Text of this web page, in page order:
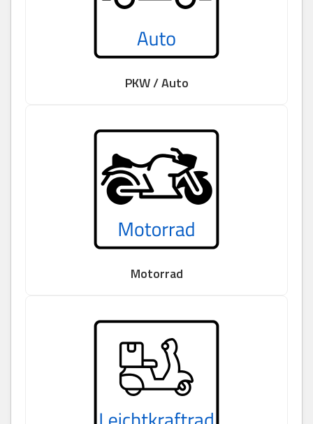
PKW / Auto
Motorrad